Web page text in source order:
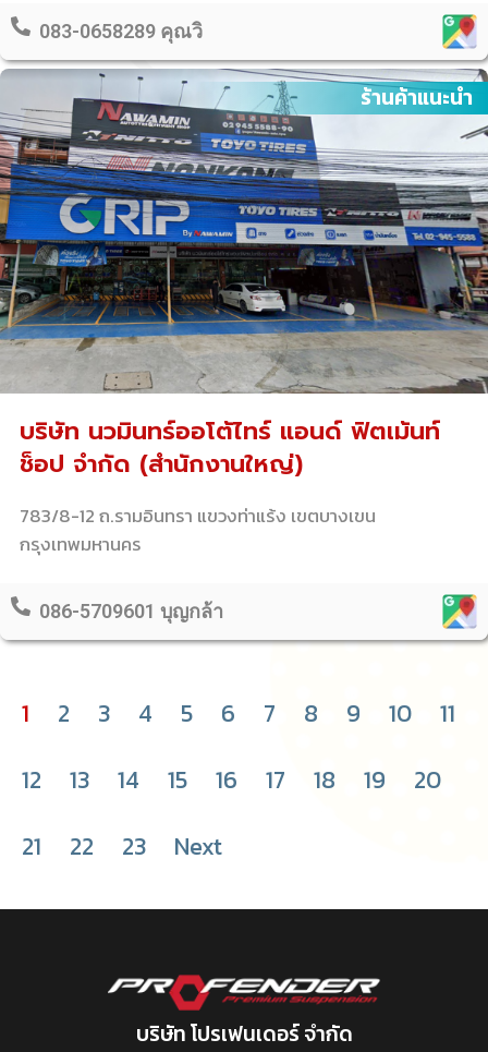
083-0658289 คุณวิ
ร้านค้าแนะนำ
บริษัท นวมินทร์ออโต้ไทร์ แอนด์ ฟิตเม้นท์
ช็อป จำกัด (สำนักงานใหญ่)
783/8-12 ถ.รามอินทรา แขวงท่าแร้ง เขตบางเขน
กรุงเทพมหานคร
086-5709601 บุญกล้า
1 2 3 4 5 6 7 8 9 10
11
12
13 14 15 16 17 18 19
20
21
22 23 Next
บริษัท โปรเฟนเดอร์ จำกัด